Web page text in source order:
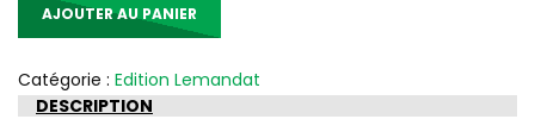
4358
AJOUTER AU PANIER
Catégorie : Edition Lemandat
DESCRIPTION